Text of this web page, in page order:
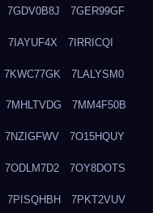
7GDV0B8J 7GER99GF
7IAYUF4X 7IRRICQI
7KWC77GK 7LALYSM0
7MHLTVDG 7MM4F50B
7NZIGFWV 7O15HQUY
7ODLM7D2 7OY8DOTS
7PISQHBH 7PKT2VUV